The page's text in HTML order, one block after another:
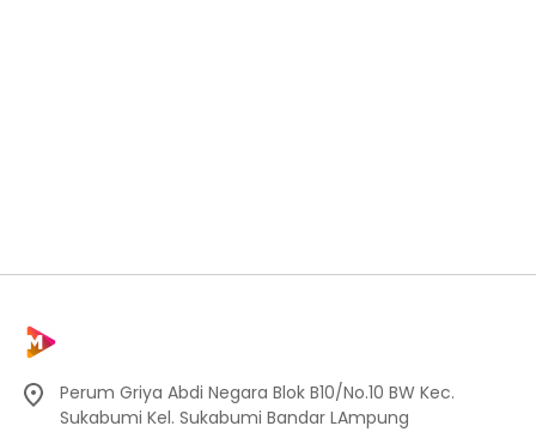
Perum Griya Abdi Negara Blok B10/No.10 BW Kec.
Sukabumi Kel. Sukabumi Bandar LAmpung